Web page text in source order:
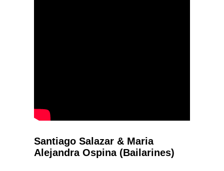
Santiago Salazar & Maria
Alejandra Ospina (Bailarines)